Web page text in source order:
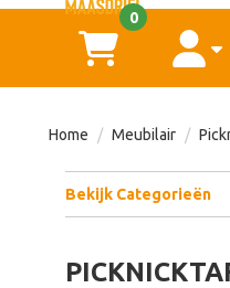
winkelwagen
0
Springkussens
Home Meubilair
Bekijk Categorieën